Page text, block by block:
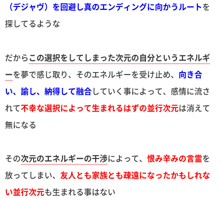
（デジャヴ）を回避し真のエンディングに向かうルートを
探してるような
だからこの選択をしてしまった次元の自分というエネルギ
ーを夢で感じ取り、そのエネルギーを受け止め、 向き合
い、諭し、納得して融合していく事によって、感情に流さ
れて不幸な選択によって生まれるはずの並行次元は消えて
無になる
その次元のエネルギーの干渉によって、 恨み辛みの言霊を
放ってしまい、 友人とも家族とも疎遠になったかもしれな
い並行次元も生まれる事はない